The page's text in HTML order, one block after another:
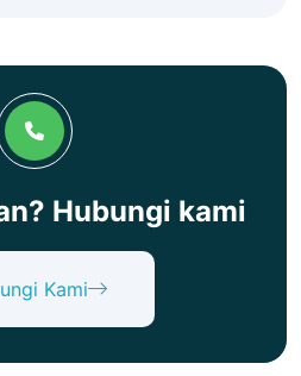
Hubungi kami
Kami